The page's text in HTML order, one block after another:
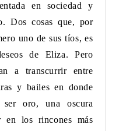
en sociedad y
Dos cosas que, por
uno de sus tíos, es
de Eliza. Pero
a transcurrir entre
y bailes en donde
oro, una oscura
en los rincones más